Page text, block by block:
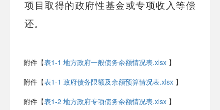
项目取得的政府性基金或专项收入等偿
还。
附件【表1-1 地方政府一般债务余额情况表.xlsx 】
附件【表1-1 政府债务限额及余额预算情况表.xlsx 】
附件【表1-2 地方政府专项债务余额情况表.xlsx 】